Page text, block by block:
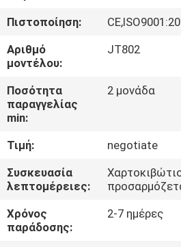
ΕΡΓΟΣΤΑΣΊΩΝ
ΠΟΙΟΤΙΚΌΣ
ΈΛΕΓΧΟΣ
ΜΑΣ
ΕΛΆΤΕ
ΣΕ
ΕΠΑΦΉ
ΜΕ
Πιστοποίηση:
Αριθμό
μοντέλου:
JT802
Ποσότητα
παραγγελίας
min:
2 μονάδα
Τιμή:
negotiate
Συσκευασία
λεπτομέρειες:
Χρόνος
παράδοσης:
2-7 ημέρες